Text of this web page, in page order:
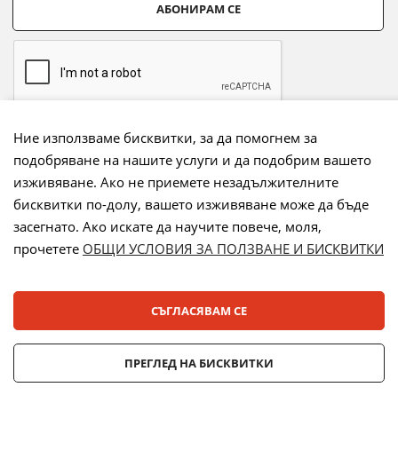
АБОНИРАМ СЕ
Начини на плащане:
Лизинг:
Ние използваме бисквитки, за да помогнем за
подобряване на нашите услуги и да подобрим вашето
изживяване. Ако не приемете незадължителните
бисквитки по-долу, вашето изживяване може да бъде
засегнато. Ако искате да научите повече, моля,
прочетете ОБЩИ УСЛОВИЯ ЗА ПОЛЗВАНЕ И БИСКВИТКИ
СЪГЛАСЯВАМ СЕ
ПРЕГЛЕД НА БИСКВИТКИ